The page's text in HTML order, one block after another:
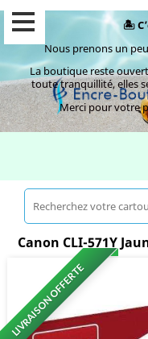
🏝️
Nous prenons un
La boutique reste
toute tranquillité, elles
Merci pour votre
Canon CLI-571Y
LIVRAISON OFFERTE